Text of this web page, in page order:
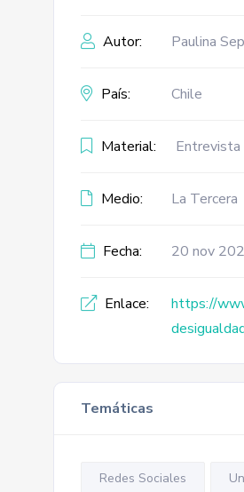
Autor: Paulina
País: Chile
Material: Entrevista
Medio: La Tercera
Fecha: 20 nov
Enlace:
https://
Temáticas
Redes Sociales